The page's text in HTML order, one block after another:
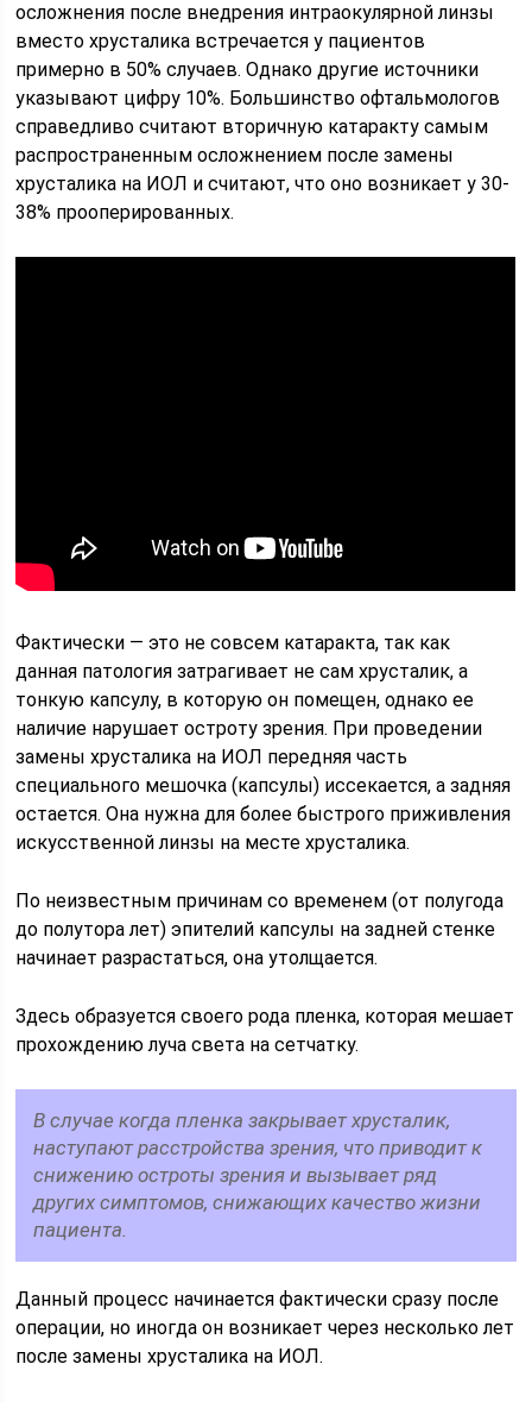
осложнения после внедрения интраокулярной линзы
вместо хрусталика встречается у пациентов
примерно в 50% случаев. Однако другие источники
указывают цифру 10%. Большинство офтальмологов
справедливо считают вторичную катаракту самым
распространенным осложнением после замены
хрусталика на ИОЛ и считают, что оно возникает у 30-
38% прооперированных.
Фактически — это не совсем катаракта, так как
данная патология затрагивает не сам хрусталик, а
тонкую капсулу, в которую он помещен, однако ее
наличие нарушает остроту зрения. При проведении
замены хрусталика на ИОЛ передняя часть
специального мешочка (капсулы) иссекается, а задняя
остается. Она нужна для более быстрого приживления
искусственной линзы на месте хрусталика.
По неизвестным причинам со временем (от полугода
до полутора лет) эпителий капсулы на задней стенке
начинает разрастаться, она утолщается.
Здесь образуется своего рода пленка, которая мешает
прохождению луча света на сетчатку.
В случае когда пленка закрывает хрусталик,
наступают расстройства зрения, что приводит к
снижению остроты зрения и вызывает ряд
других симптомов, снижающих качество жизни
пациента.
Данный процесс начинается фактически сразу после
операции, но иногда он возникает через несколько лет
после замены хрусталика на ИОЛ.